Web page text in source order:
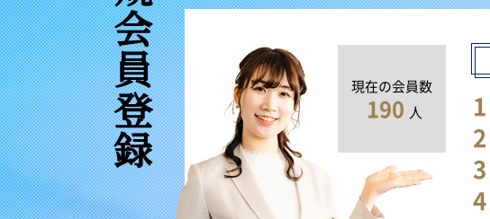
新規会員登録 現在の会員数
190 人